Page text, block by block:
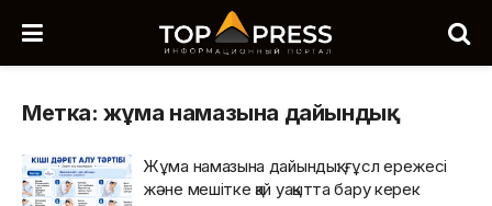
Метка:жұма намазына дайындық
Жұма намазына дайындық: ғұсл ережесі
және мешітке қай уақытта бару керек